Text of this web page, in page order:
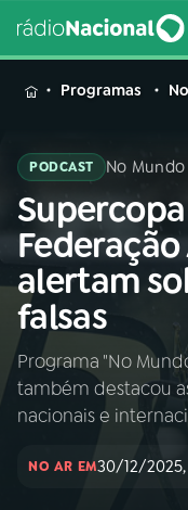
MENU
Buscar
na
Rádio
Nacional
01 INÍCIO
02A RÁDIO
Programas
PODCAST No
alertam
falsas
Programa "No
também destacou
nacionais e
NO AR EM30/12/2025,